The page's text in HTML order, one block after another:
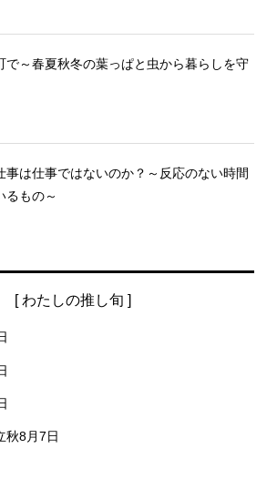
で～春夏秋冬の葉っぱと虫から暮らしを守
事は仕事ではないのか？～反応のない時間
るもの～
[ わたしの推し旬 ]
秋8月7日